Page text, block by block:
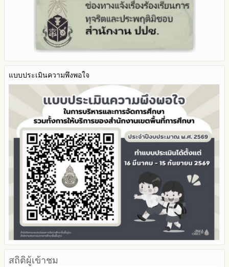
ระบบการให้บริการผ่านช่องทางออนไลน์ (E-Service)
My Office
My School
SL-WEB
BRSS
ACC Tak2
ข้อมูลสถิติการให้บริการ
2565
2564
2563
รายงานการกำกับติดตาม
มาตรการส่งเสริมคุณธรรมและความโปร่งใสภายใน สพท.
การนำผลการประเมิน ITA ไปสู่การพัฒนาองค์กร
รายงานผลการดำเนินการเพื่อส่งเสริมคุณธรรมและความโปร่งใส
ภายใน สพท. ประจำปีงบประมาณ
แบบประเมินความพึงพอใจ
สถิติผู้เข้าชม